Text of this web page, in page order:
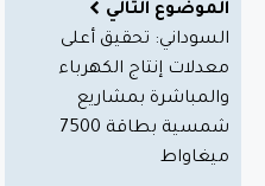
الموضوع التالي
السوداني: تحقيق أعلى
معدلات إنتاج الكهرباء
والمباشرة بمشاريع
شمسية بطاقة 7500
ميغاواط